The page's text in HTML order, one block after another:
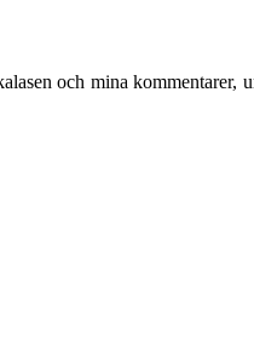
och mina kommentarer,